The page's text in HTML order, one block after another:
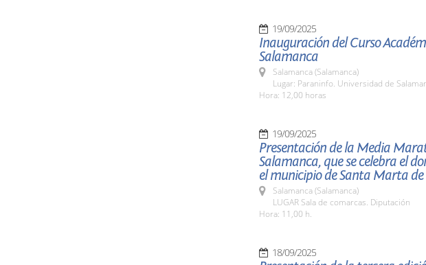
19/09/2025
Inauguración del Curso
Salamanca
Salamanca (Salamanca)
Lugar: Paraninfo. Universidad de
Hora: 12,00 horas
19/09/2025
Presentación de la Media
Salamanca, que se celebra el
el municipio de Santa Marta de
Salamanca (Salamanca)
LUGAR Sala de comarcas. Diputación
Hora: 11,00 h.
18/09/2025